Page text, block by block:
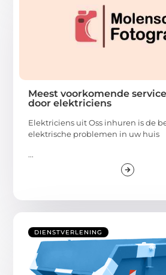
Meest voorkomende
door elektriciens
Elektriciens uit Oss inhuren is de
elektrische problemen in uw huis
...
DIENSTVERLENING